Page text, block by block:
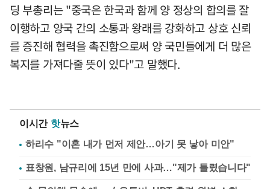
딩 부총리는 "중국은 한국과 함께 양 정상의 합의를 잘
이행하고 양국 간의 소통과 왕래를 강화하고 상호 신뢰
를 증진해 협력을 촉진함으로써 양 국민들에게 더 많은
복지를 가져다줄 뜻이 있다"고 말했다.
이시간 핫뉴스
하리수 "이혼 내가 먼저 제안…아기 못 낳아 미안"
표창원, 남규리에 15년 만에 사과…"제가 틀렸습니다"